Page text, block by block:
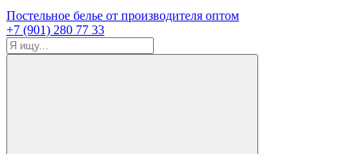
Постельное белье от производителя оптом
+7 (901) 280 77 33